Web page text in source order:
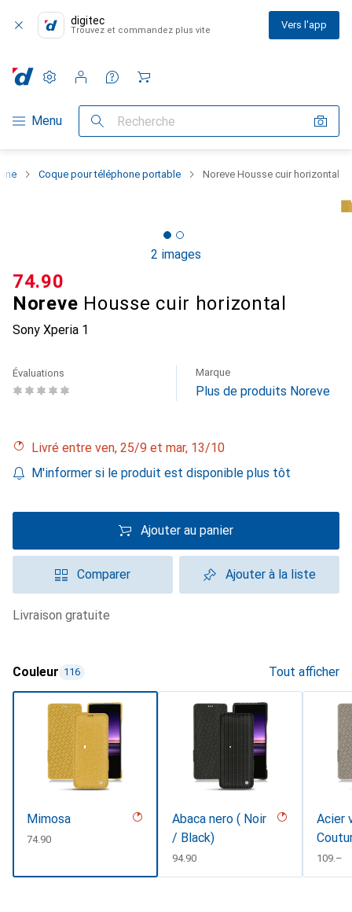
digitec
Trouvez et commandez plus vite Vers l'app
Navigation par catégorie
Menu Recherche
Paramètres
Compte client
Listes de comparaison
Listes d'envies
Panier
Coque pour téléphone portable Noreve Housse cuir horizontal
2 images
Noreve Housse cuir horizontal
Sony Xperia 1
CHF
74.90
Évaluations Marque
Plus de produits Noreve
Livré entre ven, 25/9 et mar, 13/10
M'informer si le produit est disponible plus tôt
Ajouter au panier
Comparer Ajouter à la liste
livraison gratuite
Couleur 116 Tout afficher
Mimosa
CHF
74.90
Abaca nero ( Noir
/ Black)
CHF
94.90
Acier
CHF
109.–